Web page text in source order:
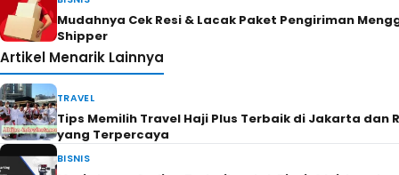
Mudahnya Cek Resi & Lacak Paket Pengiriman
Shipper
Artikel Menarik Lainnya
TRAVEL
Tips Memilih Travel Haji Plus Terbaik di Jakarta dan
yang Terpercaya
BISNIS